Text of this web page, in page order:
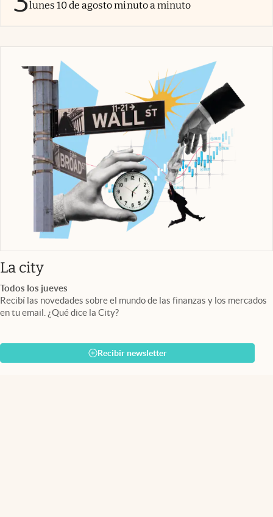
lunes 10 de agosto minuto a minuto
La cityabre en nueva pestaña
Todos los jueves
Recibí las novedades sobre el mundo de las finanzas y los mercados
en tu email. ¿Qué dice la City?
Recibir newsletter